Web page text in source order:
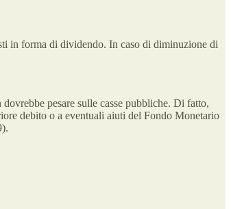
in forma di dividendo. In caso di diminuzione di
pesare sulle casse pubbliche. Di fatto,
debito o a eventuali aiuti del Fondo Monetario